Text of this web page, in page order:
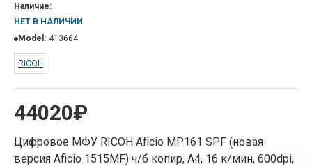
44020₽
Наличие:
НЕТ В НАЛИЧИИ
Model: 413664
RICOH
Цифровое МФУ RICOH Aficio MP161 SPF (новая
версия Aficio 1515MF) ч/б копир, A4, 16 к/мин, 600dpi,